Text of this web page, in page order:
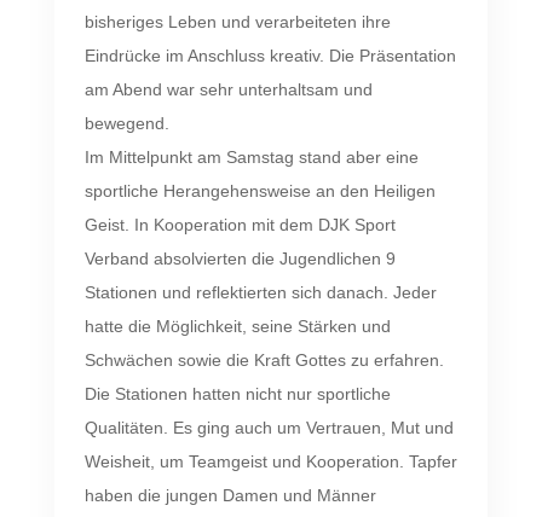
bisheriges Leben und verarbeiteten ihre
Eindrücke im Anschluss kreativ. Die Präsentation
am Abend war sehr unterhaltsam und
bewegend.
Im Mittelpunkt am Samstag stand aber eine
sportliche Herangehensweise an den Heiligen
Geist. In Kooperation mit dem DJK Sport
Verband absolvierten die Jugendlichen 9
Stationen und reflektierten sich danach. Jeder
hatte die Möglichkeit, seine Stärken und
Schwächen sowie die Kraft Gottes zu erfahren.
Die Stationen hatten nicht nur sportliche
Qualitäten. Es ging auch um Vertrauen, Mut und
Weisheit, um Teamgeist und Kooperation. Tapfer
haben die jungen Damen und Männer